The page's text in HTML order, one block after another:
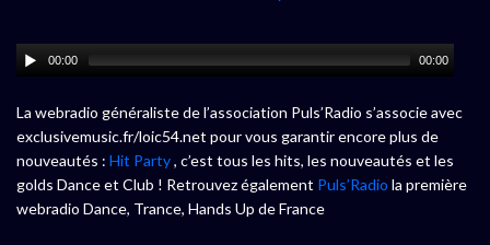
00:00 00:00
La webradio généraliste de l’association Puls’Radio s’associe avec
exclusivemusic.fr/loic54.net pour vous garantir encore plus de
nouveautés : Hit Party, c’est tous les hits, les nouveautés et les
golds Dance et Club ! Retrouvez également Puls’Radio la première
webradio Dance, Trance, Hands Up de France